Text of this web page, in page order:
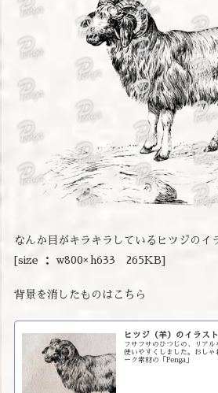
なんか目がキラキラしているヒツジのイ
[size ： w800× h633 265KB]
背景を消したものはこちら
ヒツジ（羊）のイラス
フサフサのひつじの、リア
使いやすくしました。おしゃ
ーク素材の「Penga」